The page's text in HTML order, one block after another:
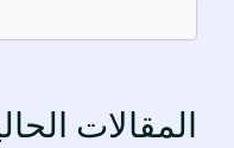
المقالات